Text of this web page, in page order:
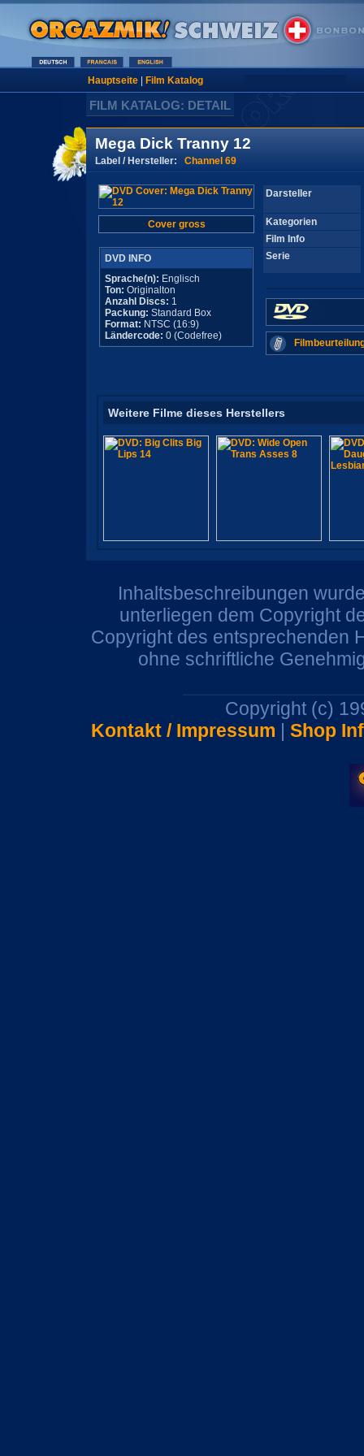
Hauptseite| Film Katalog
FILM KATALOG: DETAIL
Mega Dick Tranny 12
Label / Hersteller: Channel 69
Cover gross
DVD INFO
Sprache(n): Englisch
Ton: Originalton
Anzahl Discs: 1
Packung: Standard Box
Format: NTSC (16:9)
Ländercode: 0 (Codefree)
Darsteller
Kategorien
Film Info
Serie
Weitere Filme dieses Herstellers
Inhaltsbeschreibungen
unterliegen dem Copyright
Copyright des entsprechenden
ohne schriftliche
Copyright (c)
Kontakt / Impressum | Shop